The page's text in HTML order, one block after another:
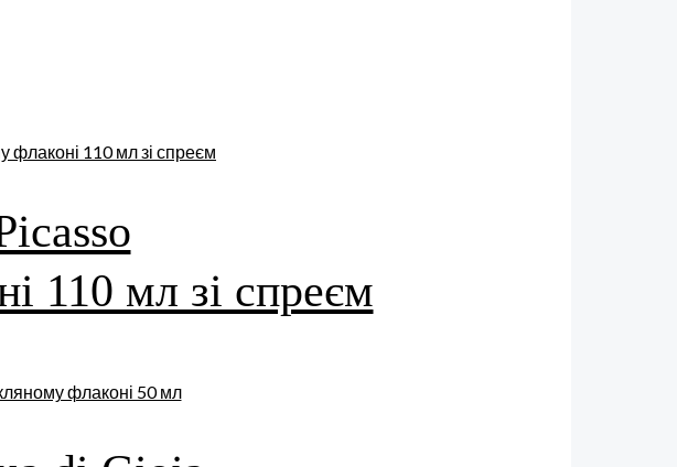
110 мл зі спреєм